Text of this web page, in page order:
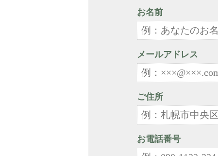
お名前
メールアドレス
ご住所
お電話番号